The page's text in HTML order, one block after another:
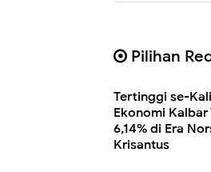
Pilihan
Tertinggi se-
Ekonomi Kalbar
6,14% di Era
Krisantus